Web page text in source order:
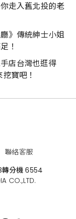
走入舊北投的老
》傳統紳士小姐
！
店台灣也逛得
寶吧！
聯絡客服
轉分機 6554
CO.,LTD.